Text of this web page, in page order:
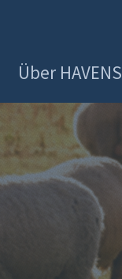
Über HAVENS